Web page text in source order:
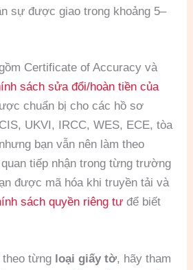
sự được giao trong khoảng 5–
Certificate of Accuracy và
sách sửa đổi/hoàn tiền của
chuẩn bị cho các hồ sơ
UKVI, IRCC, WES, ECE, tòa
bạn vẫn nên làm theo
tiếp nhận trong từng trường
được mã hóa khi truyền tải và
sách quyền riêng tư để biết
từng loại giấy tờ, hãy tham